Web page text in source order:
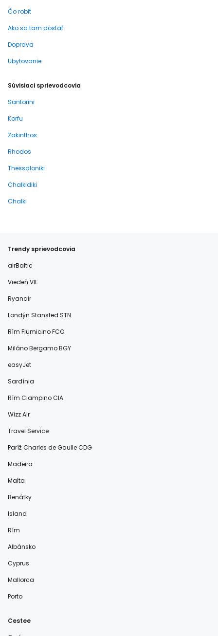
Čo robiť
Ako sa tam dostať
Doprava
Ubytovanie
Súvisiaci sprievodcovia
Santorini
Korfu
Zakinthos
Rhodos
Thessaloniki
Chalkidiki
Chalki
Trendy sprievodcovia
airBaltic
Viedeň VIE
Ryanair
Londýn Stansted STN
Rím Fiumicino FCO
Miláno Bergamo BGY
easyJet
Sardínia
Rím Ciampino CIA
Wizz Air
Travel Service
Paríž Charles de Gaulle CDG
Madeira
Malta
Benátky
Island
Rím
Albánsko
Cyprus
Mallorca
Porto
Cestee